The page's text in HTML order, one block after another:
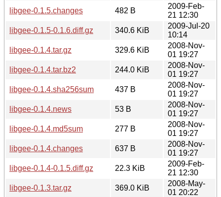
libgee-0.1.5.changes
482 B
2009-Feb-
21 12:30
libgee-0.1.5-0.1.6.diff.gz
340.6 KiB
2009-Jul-20
10:14
libgee-0.1.4.tar.gz
329.6 KiB
2008-Nov-
01 19:27
libgee-0.1.4.tar.bz2
244.0 KiB
2008-Nov-
01 19:27
libgee-0.1.4.sha256sum
437 B
2008-Nov-
01 19:27
libgee-0.1.4.news
53 B
2008-Nov-
01 19:27
libgee-0.1.4.md5sum
277 B
2008-Nov-
01 19:27
libgee-0.1.4.changes
637 B
2008-Nov-
01 19:27
libgee-0.1.4-0.1.5.diff.gz
22.3 KiB
2009-Feb-
21 12:30
libgee-0.1.3.tar.gz
369.0 KiB
2008-May-
01 20:22